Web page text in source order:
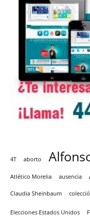
4T aborto
Atlético Morelia ausencia
Claudia Sheinbaum
Elecciones Estados Unidos